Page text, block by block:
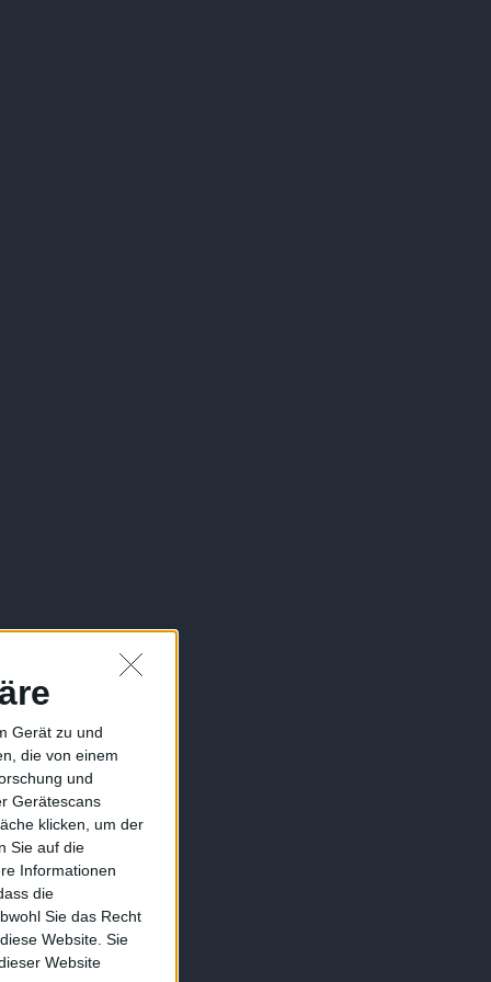
Gerät zu und
die von einem
und
Gerätescans
klicken, um der
Sie auf die
Informationen
die
Sie das Recht
Website. Sie
Website